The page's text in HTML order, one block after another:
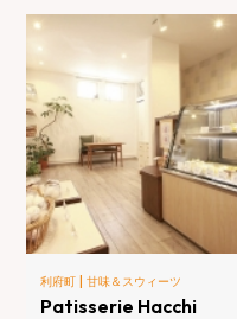
利府町 |甘味＆スウィーツ
Patisserie Hacchi